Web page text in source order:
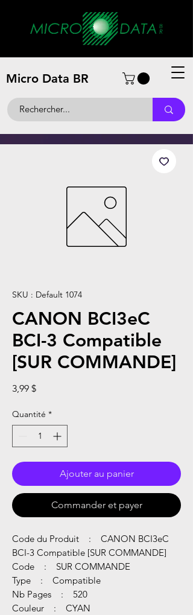
Micro Data BR
SKU : Default 1074
CANON BCI3eC
BCI-3 Compatible
[SUR COMMANDE]
3,99 $Prix
Quantité *
Ajouter au panier
Commander et payer
Code du Produit : CANON BCI3eC
BCI-3 Compatible [SUR COMMANDE]
Code : SUR COMMANDE
Type : Compatible
Nb Pages : 520
Couleur : CYAN